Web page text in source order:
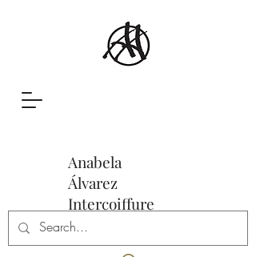
Anabela
Álvarez
Intercoiffure